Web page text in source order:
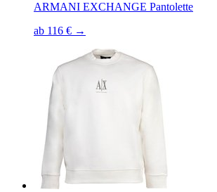
ARMANI EXCHANGE Pantolette
ab 116 € →